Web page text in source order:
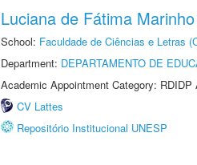
Luciana de Fátima
School: Faculdade de Ciências e Letras
Department: DEPARTAMENTO DE
Academic Appointment Category:
CV Lattes
Repositório Institucional UNESP